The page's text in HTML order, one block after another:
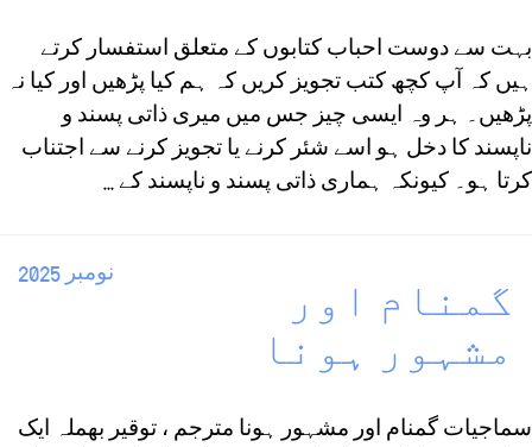
بہت سے دوست احباب کتابوں کے متعلق استفسار کرتے
ہیں کہ آپ کچھ کتب تجویز کریں کہ ہم کیا پڑھیں اور کیا نہ
پڑھیں۔ ہر وہ ایسی چیز جس میں میری ذاتی پسند و
ناپسند کا دخل ہو اسے شئر کرنے یا تجویز کرنے سے اجتناب
کرتا ہو۔ کیونکہ ہماری ذاتی پسند و ناپسند کے ...
نومبر 2025
گمنام اور
مشہور ہونا
سماجيات گمنام اور مشہور ہونا مترجم ، توقير بھملہ ایک